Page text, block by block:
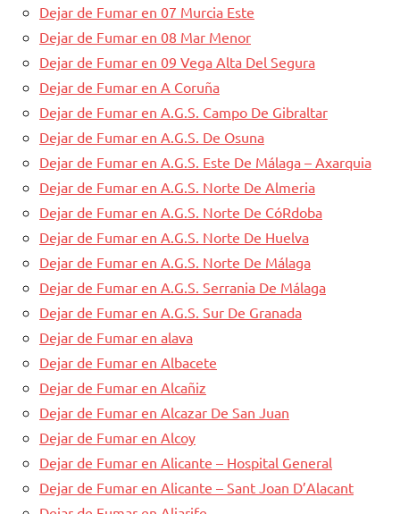
Dejar dе Fumar en 07 Murcia Este
Dejar dе Fumar en 08 Mar Menor
Dejar dе Fumar en 09 Vega Alta Del Segura
Dejar dе Fumar en A Coruña
Dejar dе Fumar en A.G.S. Campo De Gibraltar
Dejar dе Fumar en A.G.S. De Osuna
Dejar dе Fumar en A.G.S. Este De Málaga – Axarquia
Dejar dе Fumar en A.G.S. Norte De Almeria
Dejar dе Fumar en A.G.S. Norte De CóRdoba
Dejar dе Fumar en A.G.S. Norte De Huelva
Dejar dе Fumar en A.G.S. Norte De Málaga
Dejar dе Fumar en A.G.S. Serrania De Málaga
Dejar dе Fumar en A.G.S. Sur De Granada
Dejar dе Fumar en alava
Dejar dе Fumar en Albacete
Dejar dе Fumar en Alcañiz
Dejar dе Fumar en Alcazar De San Juan
Dejar dе Fumar en Alcoy
Dejar dе Fumar en Alicante – Hospital General
Dejar dе Fumar en Alicante – Sant Joan D’Alacant